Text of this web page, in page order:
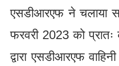
एसडीआरएफ ने चलाया
फरवरी 2023 को
द्वारा एसडीआरएफ